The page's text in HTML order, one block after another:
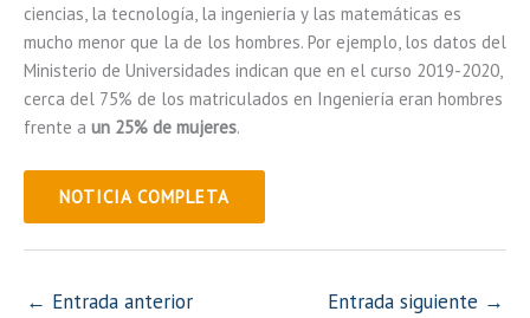
ciencias, la tecnología, la ingeniería y las matemáticas es
mucho menor que la de los hombres. Por ejemplo, los datos del
Ministerio de Universidades indican que en el curso 2019-2020,
cerca del 75% de los matriculados en Ingeniería eran hombres
frente a un 25% de mujeres.
NOTICIA COMPLETA
← Entrada anterior Entrada siguiente →